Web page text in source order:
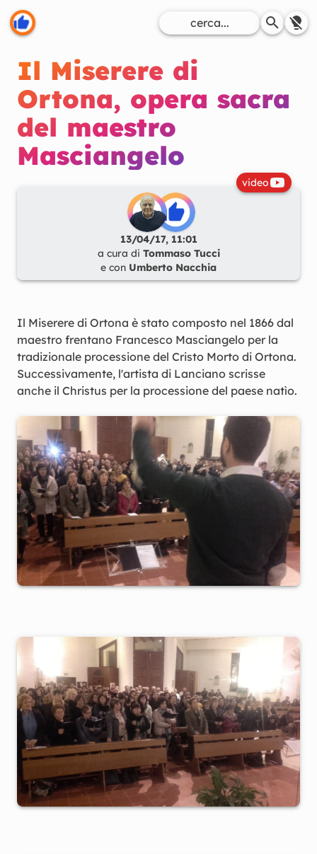
Il Miserere di
Ortona, opera sacra
del maestro
Masciangelo
video
13/04/17, 11:01
a cura di Tommaso Tucci
e con Umberto Nacchia
Il Miserere di Ortona è stato composto nel 1866 dal
maestro frentano Francesco Masciangelo per la
tradizionale processione del Cristo Morto di Ortona.
Successivamente, l'artista di Lanciano scrisse
anche il Christus per la processione del paese natìo.